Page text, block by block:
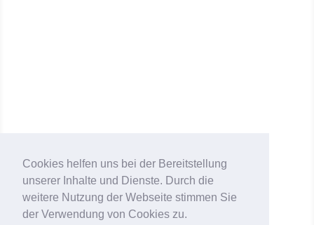
Cookies helfen uns bei der Bereitstellung
unserer Inhalte und Dienste. Durch die
weitere Nutzung der Webseite stimmen Sie
der Verwendung von Cookies zu.